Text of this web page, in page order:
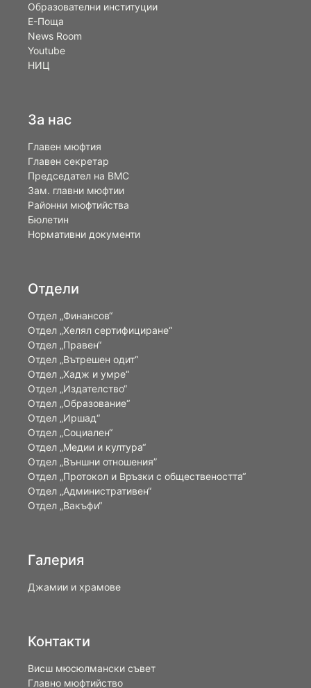
Образователни институции
Е-Поща
News Room
Youtube
НИЦ
За нас
Главен мюфтия
Главен секретар
Председател на ВМС
Зам. главни мюфтии
Районни мюфтийства
Бюлетин
Нормативни документи
Отдели
Отдел „Финансов“
Отдел „Хелял сертифициране“
Отдел „Правен“
Отдел „Вътрешен одит“
Отдел „Хадж и умре“
Отдел „Издателство“
Отдел „Образование“
Отдел „Иршад“
Отдел „Социален“
Отдел „Медии и култура“
Отдел „Външни отношения”
Oтдел „Протокол и Връзки с обществеността“
Отдел „Административен“
Отдел „Вакъфи“
Галерия
Джамии и храмове
Контакти
Висш мюсюлмански съвет
Главно мюфтийство